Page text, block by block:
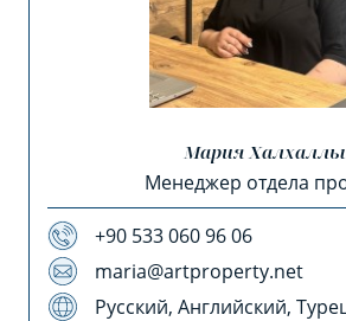
Мария Халхаллы
Менеджер отдела
+90 533 060 96 06
maria@artproperty.net
Русский, Английский,